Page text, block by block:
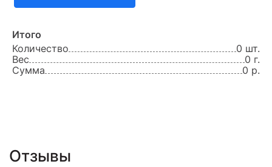
Итого
Количество
0 шт.
Вес
0 г.
Сумма
0 р.
Отзывы